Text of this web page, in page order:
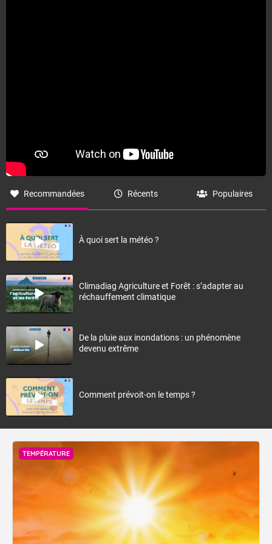
Recommandées Récents Populaires
À quoi sert la météo ?
Climadiag Agriculture et Forêt : s’adapter au
réchauffement climatique
De la pluie aux inondations : un phénomène
devenu extrême
Comment prévoit-on le temps ?
TEMPÉRATURE